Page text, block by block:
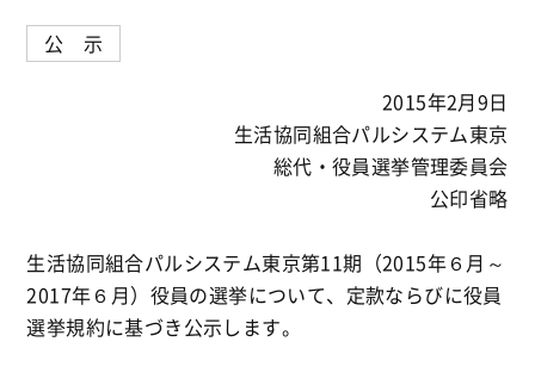
公 示
2015年2月9日
生活協同組合パルシステム東京
総代・役員選挙管理委員会
公印省略
生活協同組合パルシステム東京第11期（2015年６月～
2017年６月）役員の選挙について、定款ならびに役員
選挙規約に基づき公示します。